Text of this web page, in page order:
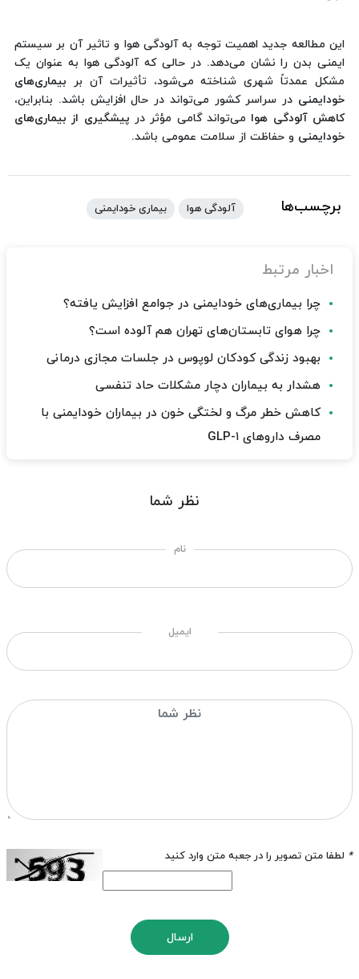
این مطالعه جدید اهمیت توجه به آلودگی هوا و تاثیر آن بر سیستم
ایمنی بدن را نشان می‌دهد. در حالی که آلودگی هوا به عنوان یک
مشکل عمدتاً شهری شناخته می‌شود، تأثیرات آن بر بیماری‌های
خودایمنی در سراسر کشور می‌تواند در حال افزایش باشد. بنابراین،
کاهش آلودگی هوا می‌تواند گامی مؤثر در پیشگیری از بیماری‌های
خودایمنی و حفاظت از سلامت عمومی باشد.
برچسب‌ها آلودگی هوا بیماری خودایمنی
اخبار مرتبط
چرا بیماری‌های خودایمنی در جوامع افزایش یافته؟
چرا هوای تابستان‌های تهران هم آلوده است؟
بهبود زندگی کودکان لوپوس در جلسات مجازی درمانی
هشدار به بیماران دچار مشکلات حاد تنفسی
کاهش خطر مرگ و لختگی خون در بیماران خودایمنی با
مصرف داروهای GLP-۱
نظر شما
نام
ایمیل
* لطفا متن تصویر را در جعبه متن وارد کنید
ارسال